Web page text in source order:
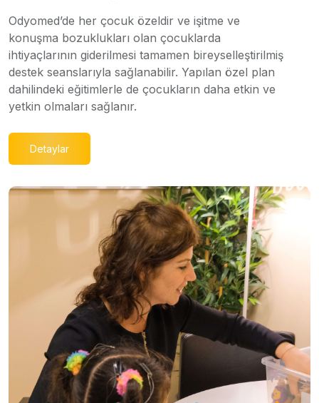
Odyomed’de her çocuk özeldir ve işitme ve
konuşma bozuklukları olan çocuklarda
ihtiyaçlarının giderilmesi tamamen bireyselleştirilmiş
destek seanslarıyla sağlanabilir. Yapılan özel plan
dahilindeki eğitimlerle de çocukların daha etkin ve
yetkin olmaları sağlanır.
Detaylar